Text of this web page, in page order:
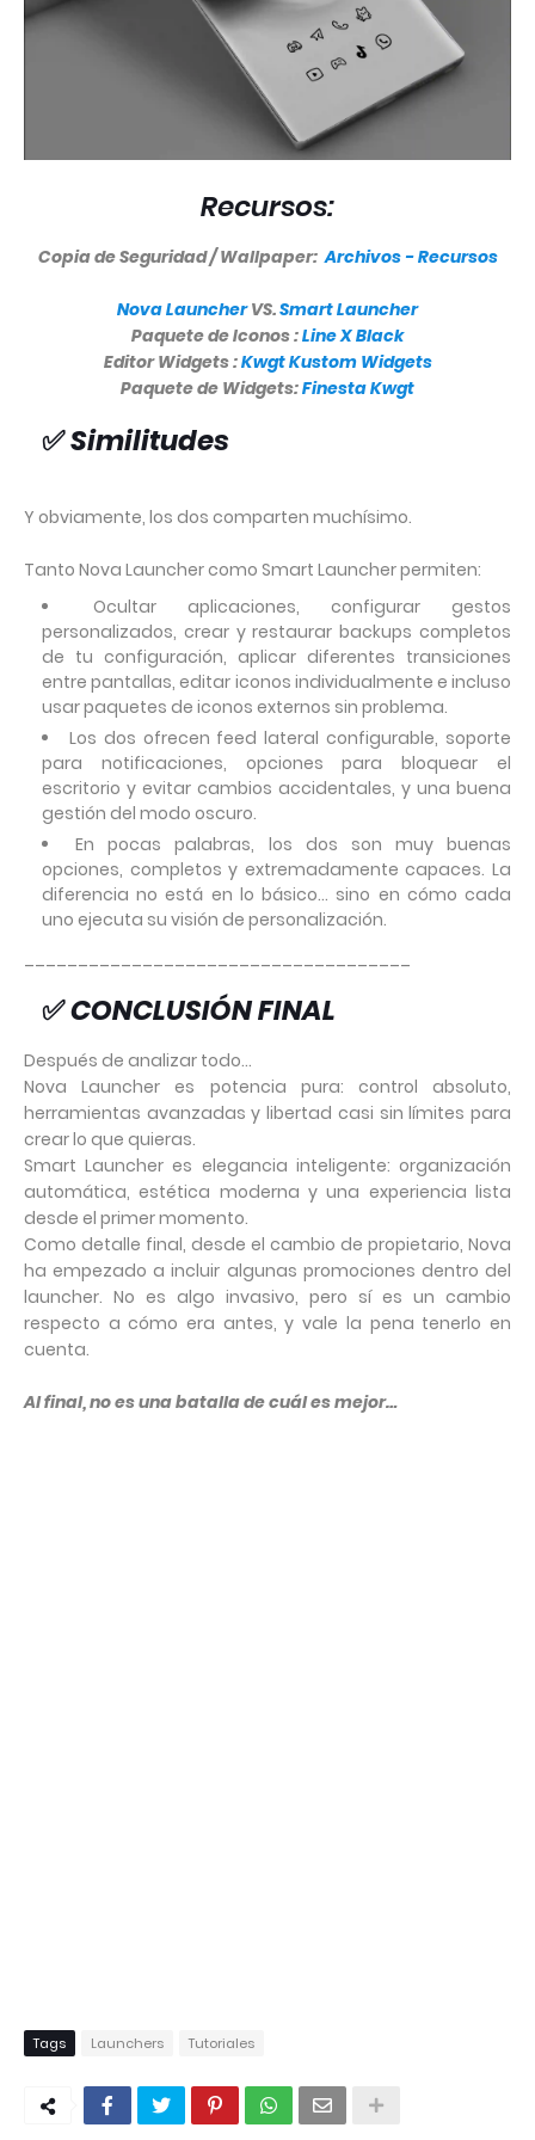
Recursos:
Copia de Seguridad / Wallpaper:Archivos - Recursos
Nova LauncherVS.Smart Launcher
Paquete de Iconos :Line X Black
Editor Widgets :Kwgt Kustom Widgets
Paquete de Widgets:Finesta Kwgt
✅Similitudes
Y obviamente, los dos comparten muchísimo.
Tanto Nova Launcher como Smart Launcher permiten:
Ocultar aplicaciones, configurar gestos
personalizados, crear y restaurar backups completos
de tu configuración, aplicar diferentes transiciones
entre pantallas, editar iconos individualmente e incluso
usar paquetes de iconos externos sin problema.
Los dos ofrecen feed lateral configurable, soporte
para notificaciones, opciones para bloquear el
escritorio y evitar cambios accidentales, y una buena
gestión del modo oscuro.
En pocas palabras, los dos son muy buenas
opciones, completos y extremadamente capaces. La
diferencia no está en lo básico… sino en cómo cada
uno ejecuta su visión de personalización.
✅CONCLUSIÓN FINAL
Después de analizar todo…
Nova Launcher es potencia pura: control absoluto,
herramientas avanzadas y libertad casi sin límites para
crear lo que quieras.
Smart Launcher es elegancia inteligente: organización
automática, estética moderna y una experiencia lista
desde el primer momento.
Como detalle final, desde el cambio de propietario, Nova
ha empezado a incluir algunas promociones dentro del
launcher. No es algo invasivo, pero sí es un cambio
respecto a cómo era antes, y vale la pena tenerlo en
cuenta.
Al final, no es una batalla de cuál es mejor…
Tags Launchers Tutoriales